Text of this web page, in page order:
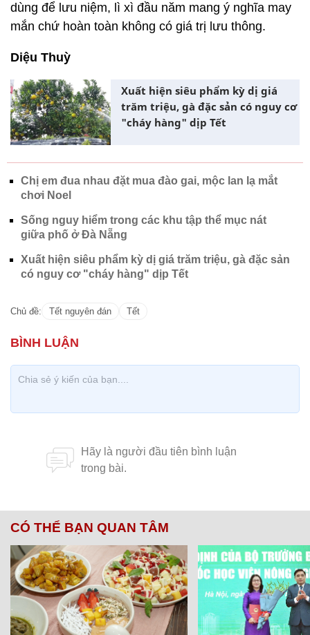
dùng để lưu niệm, lì xì đầu năm mang ý nghĩa may
mắn chứ hoàn toàn không có giá trị lưu thông.
Diệu Thuỳ
Xuất hiện siêu phẩm kỳ dị giá
trăm triệu, gà đặc sản có nguy cơ
"cháy hàng" dịp Tết
Chị em đua nhau đặt mua đào gai, mộc lan lạ mắt
chơi Noel
Sống nguy hiểm trong các khu tập thể mục nát
giữa phố ở Đà Nẵng
Xuất hiện siêu phẩm kỳ dị giá trăm triệu, gà đặc sản
có nguy cơ "cháy hàng" dịp Tết
Chủ đề: Tết nguyên đán Tết
CÓ THỂ BẠN QUAN TÂM